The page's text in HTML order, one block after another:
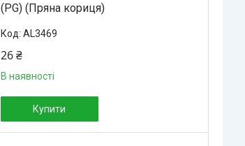
(PG) (Пряна кориця)
AL3469
26 ₴
В наявності
Купити